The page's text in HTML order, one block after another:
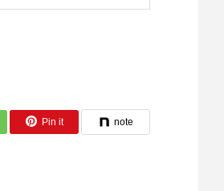
Pin it note